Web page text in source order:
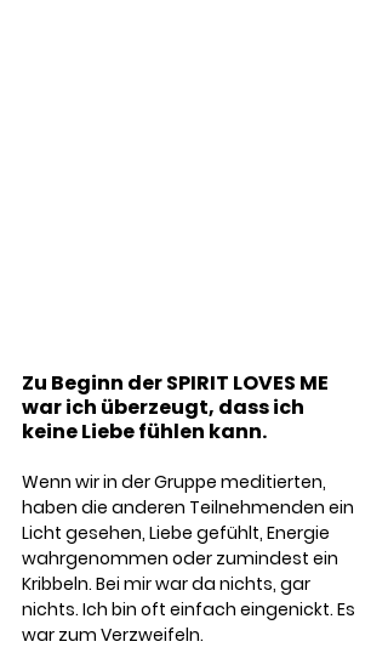
Zu Beginn der SPIRIT LOVES ME
war ich überzeugt, dass ich
keine Liebe fühlen kann.
Wenn wir in der Gruppe meditierten,
haben die anderen Teilnehmenden ein
Licht gesehen, Liebe gefühlt, Energie
wahrgenommen oder zumindest ein
Kribbeln. Bei mir war da nichts, gar
nichts. Ich bin oft einfach eingenickt. Es
war zum Verzweifeln.